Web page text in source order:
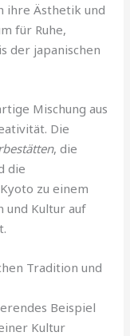
ihre Ästhetik und
für Ruhe,
der japanischen
Mischung aus
Die
, die
die
zu einem
und Kultur auf
Tradition und
Beispiel
Kultur